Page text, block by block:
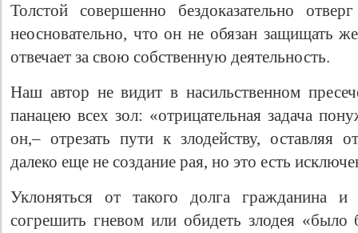
Толстой совершенно бездоказательно
неосновательно, что он не обязан защищать
отвечает за свою собственную деятельность.
Наш автор не видит в насильственном
панацею всех зол: «отрицательная задача
он,– отрезать пути к злодейству, оставляя
далеко еще не создание рая, но это есть
Уклоняться от такого долга гражданина
согрешить гневом или обидеть злодея